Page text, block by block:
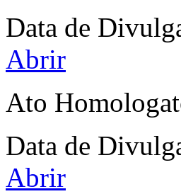
Data de
Abrir
Ato
Data de
Abrir